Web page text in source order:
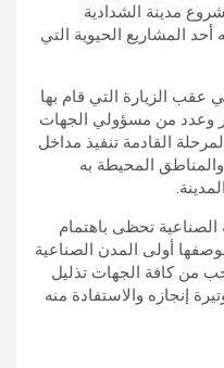
مدينة الشدادية
المشاريع الحيوية التي
الزيارة التي قام بها
وعدد من مسؤولي الجهات
القادمة تنفيذ مداخل
المحيطة به
تحظى باهتمام
أولى المدن الصناعية
من كافة الجهات تذليل
إنجازه والاستفادة منه